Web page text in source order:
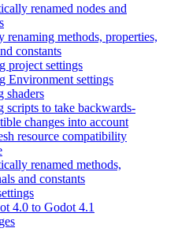
renamed nodes and
renaming methods, properties,
constants
project settings
Environment settings
shaders
scripts to take backwards-
changes into account
resource compatibility
renamed methods,
and constants
4.0 to Godot 4.1